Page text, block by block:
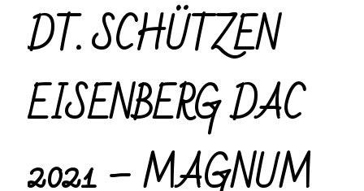
DT. SCHÜTZEN
EISENBERG DAC
2021 – MAGNUM